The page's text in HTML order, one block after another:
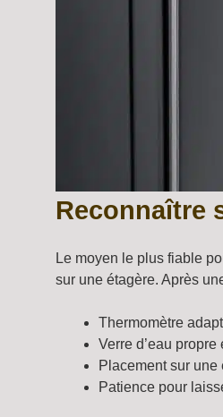
Reconnaître
Le moyen le plus fiable
sur une étagère. Après
Thermomètre
Verre d’eau
Placement sur
Patience pour